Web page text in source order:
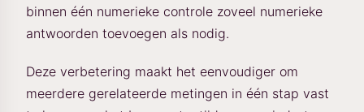
binnen één numerieke controle zoveel numerieke
antwoorden toevoegen als nodig.
Deze verbetering maakt het eenvoudiger om
meerdere gerelateerde metingen in één stap vast